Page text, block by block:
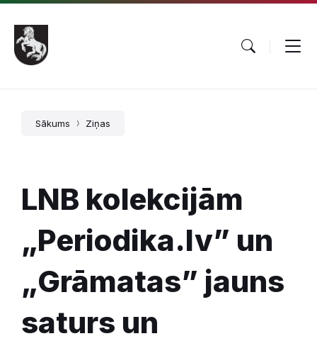
Pāriet
saturu
Skip
main
navigation
Skip
footer
Sākums Ziņas
LNB kolekcijām
„Periodika.lv” un
„Grāmatas” jauns
saturs un